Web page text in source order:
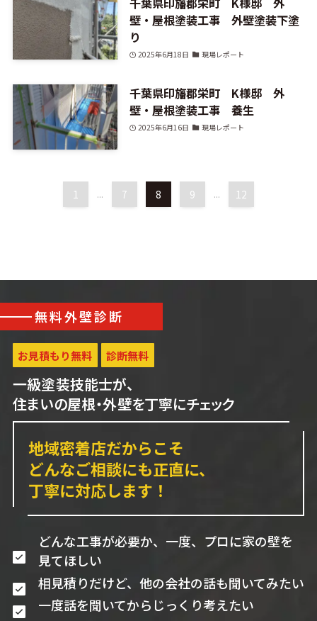
壁・屋根塗装工事 外壁塗装下塗
り
2025年6月18日 現場レポート
千葉県印旛郡栄町 K様邸 外
壁・屋根塗装工事 養生
2025年6月16日 現場レポート
1 ... 7 8 9 ... 12
無料外壁診断
お見積もり無料 診断無料
一級塗装技能士が、
住まいの屋根・外壁を丁寧にチェック
地域密着店だからこそ
どんなご相談にも正直に、
丁寧に対応します！
どんな工事が必要か、一度、プロに家の壁を
見てほしい
相見積りだけど、他の会社の話も聞いてみたい
一度話を聞いてからじっくり考えたい